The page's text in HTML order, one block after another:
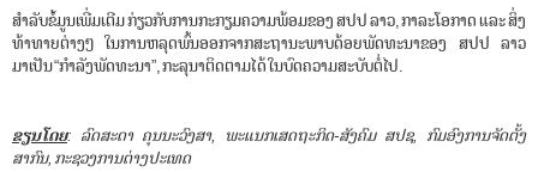
ສໍາລັບຂໍ້ມູນເພີ່ມເຕີມ ກ່ຽວກັບການກະກຽມຄວາມພ້ອມຂອງ ສປປ ລາວ, ກາລະໂອກາດ ແລະ ສິ່ງ
ທ້າທາຍຕ່າງໆ ໃນການຫລຸດພົ້ນອອກຈາກສະຖານະພາບດ້ອຍພັດທະນາຂອງ ສປປ ລາວ
ມາເປັນ “ກໍາລັງພັດທະນາ”, ກະລຸນາຕິດຕາມໄດ້ ໃນບົດຄວາມສະບັບຕໍ່ໄປ.
ຂຽນໂດຍ: ລົດສະດາ ຄຸນນະວົງສາ, ພະແນກເສດຖະກິດ-ສັງຄົມ ສປຊ, ກົມອົງການຈັດຕັ້ງ
ສາກົນ, ກະຊວງການຕ່າງປະເທດ